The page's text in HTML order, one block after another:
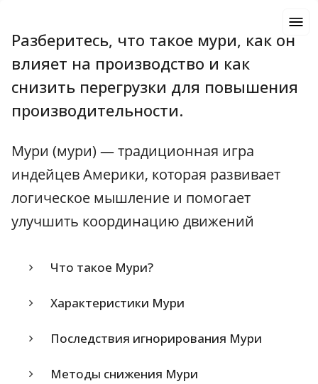
Разберитесь, что такое мури, как он
влияет на производство и как
снизить перегрузки для повышения
производительности.
Мури (мури) — традиционная игра
индейцев Америки, которая развивает
логическое мышление и помогает
улучшить координацию движений
Что такое Мури?
Характеристики Мури
Последствия игнорирования Мури
Методы снижения Мури